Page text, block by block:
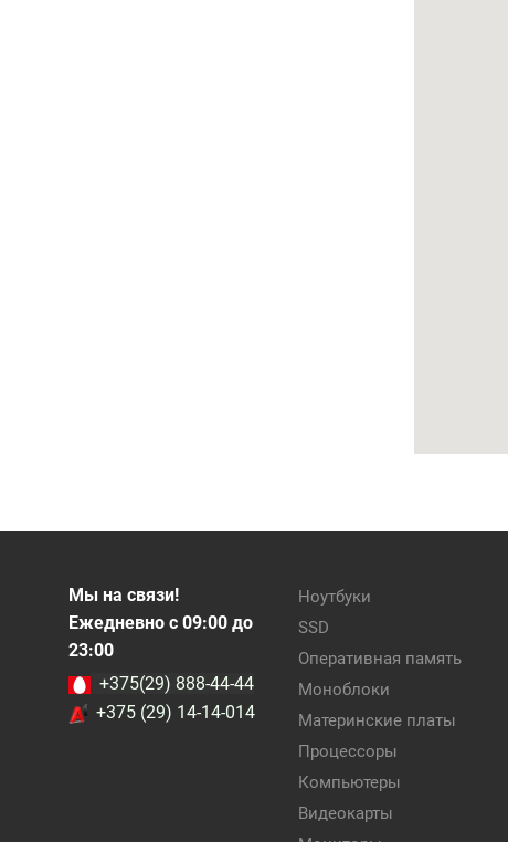
Мы на связи!
Ежедневно с 09:00 до
23:00
+375(29) 888-44-44
+375 (29) 14-14-014
Ноутбуки
SSD
Оперативная память
Моноблоки
Материнские платы
Процессоры
Компьютеры
Видеокарты